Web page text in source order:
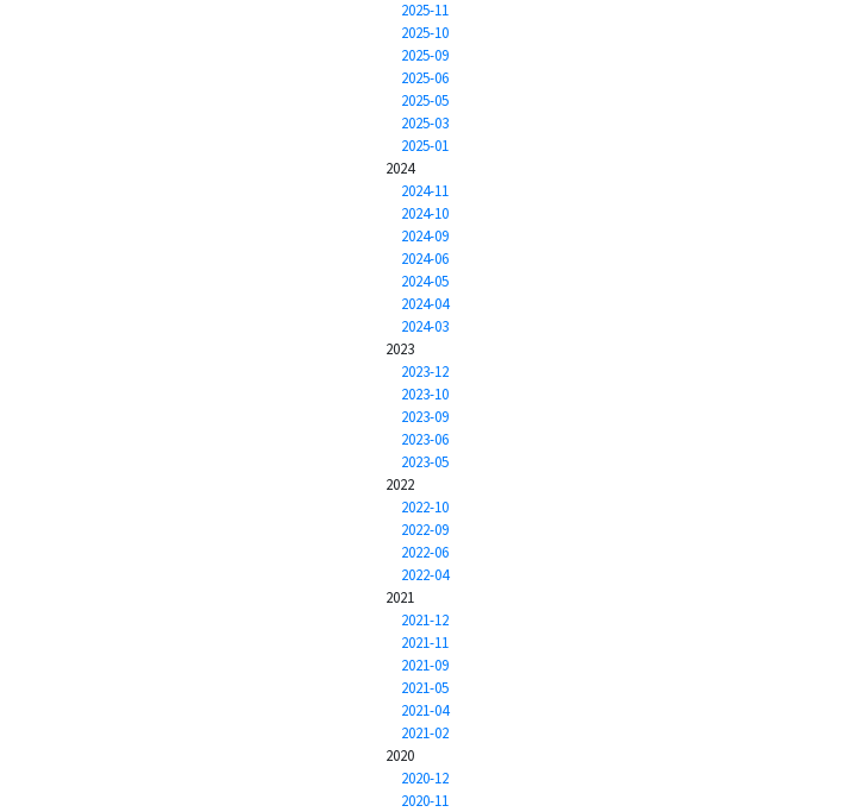
2025-11
2025-10
2025-09
2025-06
2025-05
2025-03
2025-01
2024
2024-11
2024-10
2024-09
2024-06
2024-05
2024-04
2024-03
2023
2023-12
2023-10
2023-09
2023-06
2023-05
2022
2022-10
2022-09
2022-06
2022-04
2021
2021-12
2021-11
2021-09
2021-05
2021-04
2021-02
2020
2020-12
2020-11